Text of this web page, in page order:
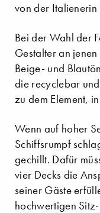
von der
Bei der Wahl der
Gestalter an
Beige- und
die recyclebar
zu dem Element,
Wenn auf hoher
Schiffsrumpf
gechillt. Dafür
vier Decks die
seiner Gäste
hochwertigen